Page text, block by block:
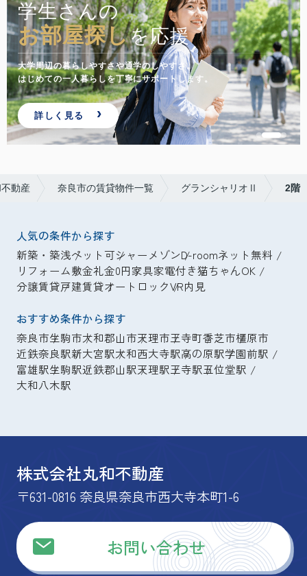
学生さんの
お部屋探しを応援
大学周辺の暮らしやすさや通学のしやすさ。
はじめての一人暮らしを丁寧にサポートします。
詳しく見る
動産 奈良市の賃貸物件一覧 グランシャリオⅡ 2階
人気の条件から探す
新築・築浅ペット可シャーメゾンD-roomネット無料
リフォーム敷金礼金0円家具家電付き猫ちゃんOK
分譲賃貸戸建賃貸オートロックVR内見
おすすめ条件から探す
奈良市生駒市大和郡山市天理市王寺町香芝市橿原市
近鉄奈良駅新大宮駅大和西大寺駅高の原駅学園前駅
富雄駅生駒駅近鉄郡山駅天理駅王寺駅五位堂駅
大和八木駅
株式会社丸和不動産
〒631-0816 奈良県奈良市西大寺本町1-6
お問い合わせ